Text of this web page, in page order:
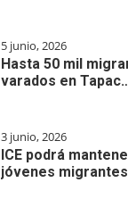
5 junio, 2026
Hasta 50 mil
varados en
3 junio, 2026
ICE podrá
jóvenes